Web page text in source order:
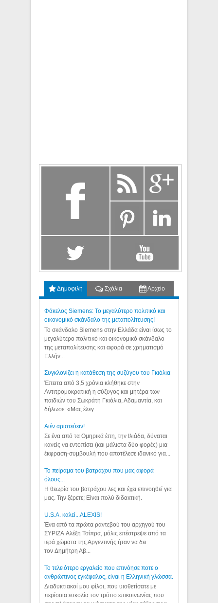
Δημοφιλή Σχόλια Αρχείο
Φάκελος Siemens: Το μεγαλύτερο πολιτικό και
οικονομικό σκάνδαλο της μεταπολίτευσης!
Το σκάνδαλο Siemens στην Ελλάδα είναι ίσως το
μεγαλύτερο πολιτικό και οικονομικό σκάνδαλο
της μεταπολίτευσης και αφορά σε χρηματισμό
Ελλήν...
Συγκλονίζει η κατάθεση της συζύγου του Γκιόλια
Έπειτα από 3,5 χρόνια κλήθηκε στην
Αντιτρομοκρατική η σύζυγος και μητέρα των
παιδιών του Σωκράτη Γκιόλια, Αδαμαντία, και
δήλωσε: «Μας έλεγ...
Aιέν αριστεύειν!
Σε ένα από τα Ομηρικά έπη, την Ιλιάδα, δύναται
κανείς να εντοπίσει (και μάλιστα δύο φορές) μια
έκφραση-συμβουλή που αποτέλεσε ιδανικό για...
Το πείραμα του βατράχου που μας αφορά
όλους...
Η θεωρία του βατράχου λες και έχει επινοηθεί για
μας. Την ξέρετε; Είναι πολύ διδακτική.
U.S.A. καλεί...ALEXIS!
Ένα από τα πρώτα ραντεβού του αρχηγού του
ΣΥΡΙΖΑ Αλέξη Τσίπρα, μόλις επέστρεψε από τα
ιερά χώματα της Αργεντινής ήταν να δει
τον Δημήτρη Αβ...
Το τελειότερο εργαλείο που επινόησε ποτε ο
ανθρώπινος εγκέφαλος, είναι η Ελληνική γλώσσα.
Διαδυκτιακοί μου φίλοι, που υιοθετίσατε με
περίσσια ευκολία τον τρόπο επικοινωνίας που